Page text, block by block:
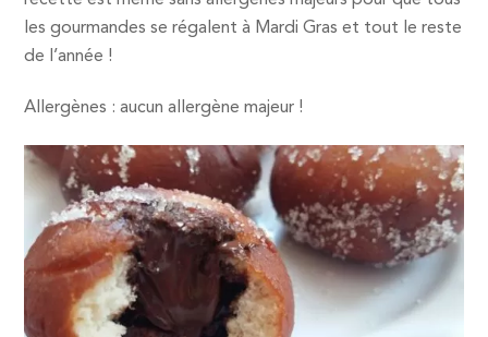
les gourmandes se régalent à Mardi Gras et tout le reste
de l’année !
Allergènes : aucun allergène majeur !